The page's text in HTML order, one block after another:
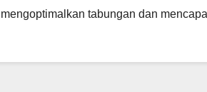
mengoptimalkan tabungan dan